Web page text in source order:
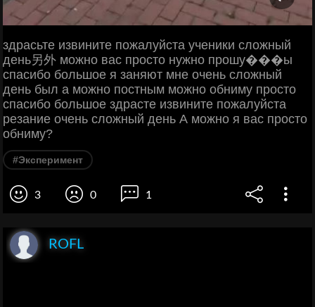
здрасьте извините пожалуйста ученики сложный
день另外 можно вас просто нужно прошу���ы
спасибо большое я заняют мне очень сложный
день был а можно постным можно обниму просто
спасибо большое здрасте извините пожалуйста
резание очень сложный день А можно я вас просто
обниму?
#Эксперимент
3 0 1
ROFL